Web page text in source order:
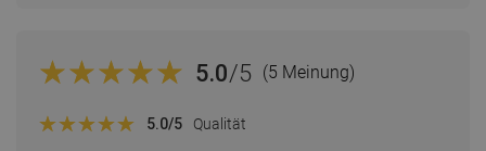
5.0/5 (5 Meinung)
5.0/5 Qualität